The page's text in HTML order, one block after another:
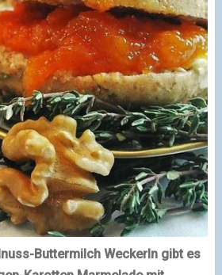
Buttermilch Weckerln gibt es